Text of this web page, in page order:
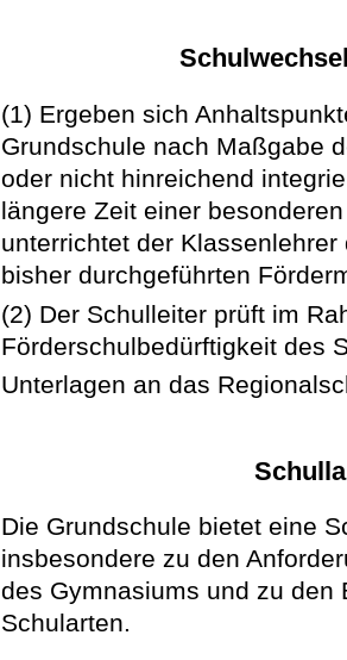
(1) Ergeben sich
Grundschule nach Maßgabe
oder nicht hinreichend
längere Zeit einer
unterrichtet der
bisher durchgeführten
(2) Der Schulleiter prüft im
Förderschulbedürftigkeit des
Unterlagen an das
Die Grundschule bietet eine
insbesondere zu den
des Gymnasiums und zu den
Schularten.